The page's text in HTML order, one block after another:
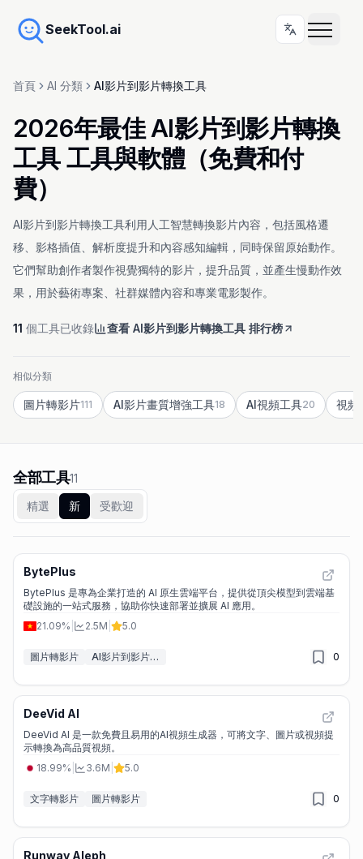
SeekTool.ai
首頁 AI 分類 AI影片到影片轉換工具
2026年最佳 AI影片到影片轉換
工具 工具與軟體（免費和付
費）
AI影片到影片轉換工具利用人工智慧轉換影片內容，包括風格遷
移、影格插值、解析度提升和內容感知編輯，同時保留原始動作。
它們幫助創作者製作視覺獨特的影片，提升品質，並產生慢動作效
果，用於藝術專案、社群媒體內容和專業電影製作。
11 個工具已收錄 查看 AI影片到影片轉換工具 排行榜
相似分類
圖片轉影片111 AI影片畫質增強工具18 AI視頻工具20 視頻
全部工具11
精選
新 受歡迎
BytePlus
BytePlus 是專為企業打造的 AI 原生雲端平台，提供從頂尖模型到雲端基
礎設施的一站式服務，協助你快速部署並擴展 AI 應用。
21.09%
2.5M 5.0
圖片轉影片 AI影片到影片轉換工具 0
DeeVid AI
DeeVid AI 是一款免費且易用的AI視頻生成器，可將文字、圖片或視頻提
示轉換為高品質視頻。
18.99%
3.6M 5.0
文字轉影片 圖片轉影片 0
Runway Aleph